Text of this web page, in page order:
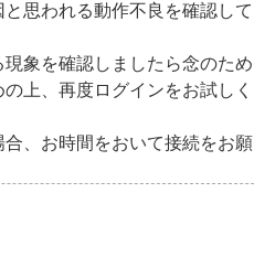
思われる動作不良を確認して
象を確認しましたら念のた
上、再度ログインをお試しく
、お時間をおいて接続をお願